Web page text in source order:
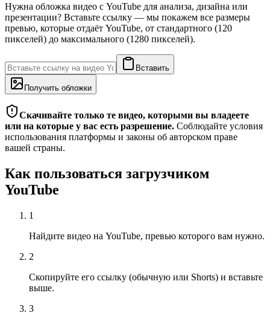
Нужна обложка видео с YouTube для анализа, дизайна или
презентации? Вставьте ссылку — мы покажем все размеры
превью, которые отдаёт YouTube, от стандартного (120
пикселей) до максимального (1280 пикселей).
Вставить
Получить обложки
Скачивайте только те видео, которыми вы владеете
или на которые у вас есть разрешение. Соблюдайте условия
использования платформы и законы об авторском праве
вашей страны.
Как пользоваться загрузчиком
YouTube
1
Найдите видео на YouTube, превью которого вам нужно.
2
Скопируйте его ссылку (обычную или Shorts) и вставьте
выше.
3